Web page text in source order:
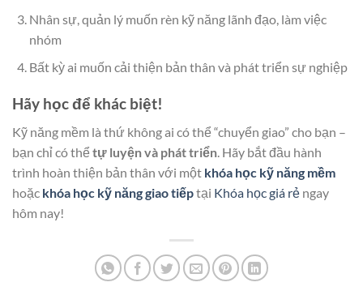
Nhân sự, quản lý muốn rèn kỹ năng lãnh đạo, làm việc
nhóm
Bất kỳ ai muốn cải thiện bản thân và phát triển sự nghiệp
Hãy học để khác biệt!
Kỹ năng mềm là thứ không ai có thể “chuyển giao” cho bạn –
bạn chỉ có thể tự luyện và phát triển . Hãy bắt đầu hành
trình hoàn thiện bản thân với một khóa học kỹ năng mềm
hoặc khóa học kỹ năng giao tiếptại Khóa học giá rẻ ngay
hôm nay!